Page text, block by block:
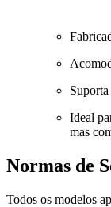
Suporta
Ideal
mas
Normas de
Todos os modelos